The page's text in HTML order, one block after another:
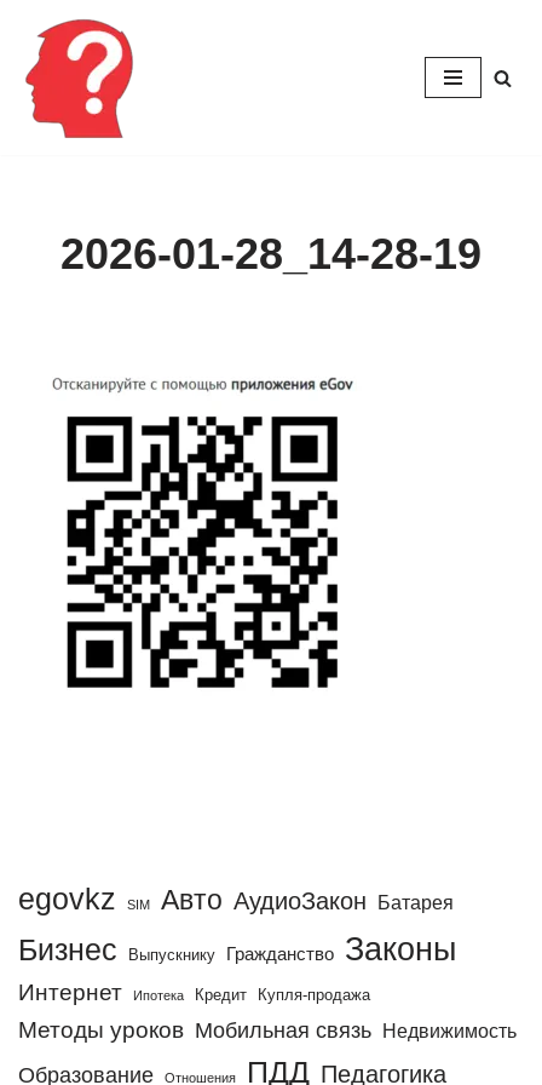
Перейти
содержимому
2026-01-28_14-28-19
egovkz SIM Авто АудиоЗакон Батарея
Бизнес Выпускнику Гражданство Законы
Интернет Ипотека Кредит Купля-продажа
Методы уроков Мобильная связь Недвижимость
Образование Отношения ПДД Педагогика